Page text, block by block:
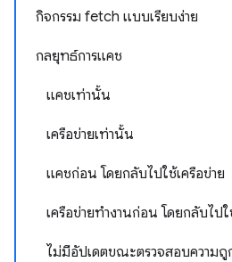
กิจกรรม fetch แบบเรียบง่าย
กลยุทธ์การแคช
แคชเท่านั้น
เครือข่ายเท่านั้น
แคชก่อน โดยกลับไปใช้เครือข่าย
เครือข่ายทำงานก่อน โดยกลับไป
ไม่มีอัปเดตขณะตรวจสอบความถู